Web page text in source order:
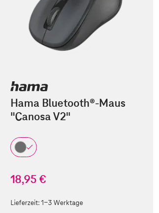
Hama Bluetooth®-Maus
"Canosa V2"
18,95 €
Lieferzeit:1-3 Werktage